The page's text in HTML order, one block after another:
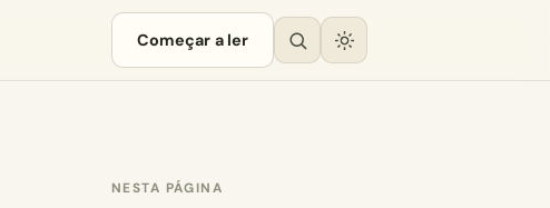
Começar a ler
NESTA PÁGINA